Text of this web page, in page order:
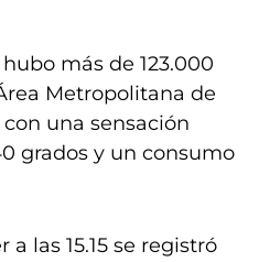
más de 123.000
Metropolitana de
una sensación
grados y un consumo
las 15.15 se registró